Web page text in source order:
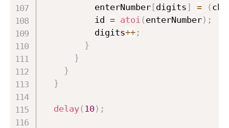
          enterNumber
[digits ] = (
          id
= atoi ( enterNumber) ;
          digits
++;
}
}
}
}
delay( 10) ;